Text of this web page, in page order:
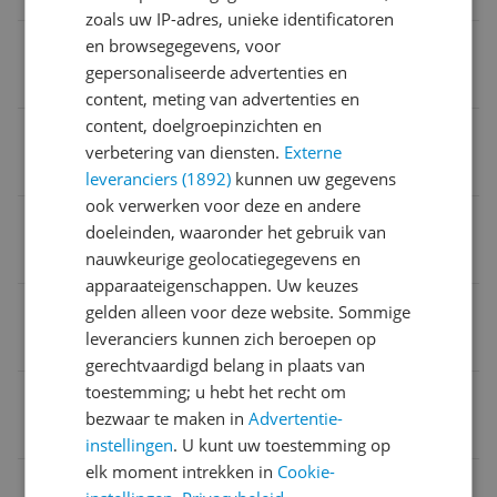
Type aansluitingen
RCA-Tulp
Toerental
Niet aanpasbaar
USB aansluiting
Speakers
Geen speakers
Staand
zoals uw IP-adres, unieke identificatoren
en browsegegevens, voor
gepersonaliseerde advertenties en
content, meting van advertenties en
content, doelgroepinzichten en
verbetering van diensten. Externe
leveranciers (1892) kunnen uw gegevens
ook verwerken voor deze en andere
doeleinden, waaronder het gebruik van
nauwkeurige geolocatiegegevens en
apparaateigenschappen. Uw keuzes
gelden alleen voor deze website. Sommige
leveranciers kunnen zich beroepen op
gerechtvaardigd belang in plaats van
toestemming; u hebt het recht om
bezwaar te maken inAdvertentie-
instellingen. U kunt uw toestemming op
elk moment intrekken in Cookie-